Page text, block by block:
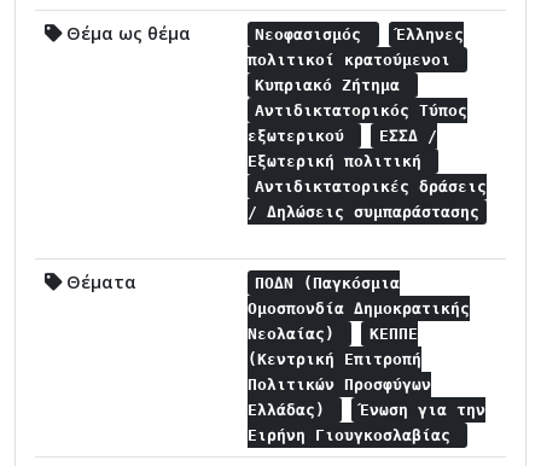
Θέμα ως θέμα Νεοφασισμός
Έλληνες
πολιτικοί κρατούμενοι
Κυπριακό Ζήτημα
Αντιδικτατορικός Τύπος
εξωτερικού
ΕΣΣΔ /
Εξωτερική πολιτική
Αντιδικτατορικές δράσεις
/ Δηλώσεις συμπαράστασης
Θέματα
ΠΟΔΝ (Παγκόσμια
Ομοσπονδία Δημοκρατικής
Νεολαίας)
ΚΕΠΠΕ
(Κεντρική Επιτροπή
Πολιτικών Προσφύγων
Ελλάδας)
Ένωση για την
Ειρήνη Γιουγκοσλαβίας